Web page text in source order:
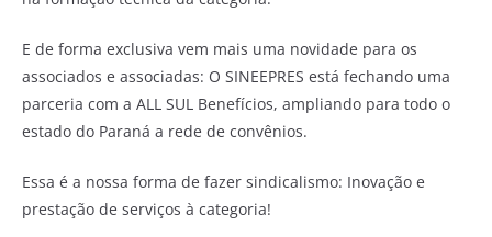
E de forma exclusiva vem mais uma novidade para os
associados e associadas: O SINEEPRES está fechando uma
parceria com a ALL SUL Benefícios, ampliando para todo o
estado do Paraná a rede de convênios.
Essa é a nossa forma de fazer sindicalismo: Inovação e
prestação de serviços à categoria!